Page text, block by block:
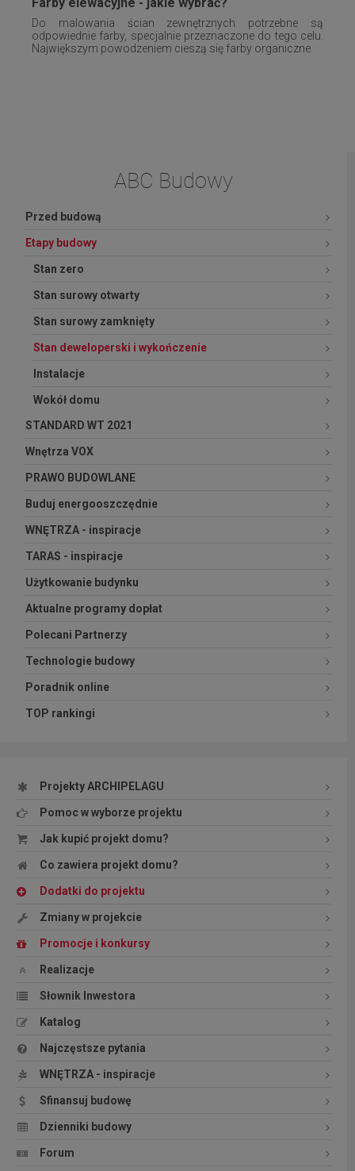
Do malowania ścian zewnętrznych potrzebne są
odpowiednie farby, specjalnie przeznaczone do tego celu.
Największym powodzeniem cieszą się farby organiczne.
ABC Budowy
Przed budową
Etapy budowy
Stan zero
Stan surowy otwarty
Stan surowy zamknięty
Stan deweloperski i wykończenie
Instalacje
Wokół domu
STANDARD WT 2021
Wnętrza VOX
PRAWO BUDOWLANE
Buduj energooszczędnie
WNĘTRZA - inspiracje
TARAS - inspiracje
Użytkowanie budynku
Aktualne programy dopłat
Polecani Partnerzy
Technologie budowy
Poradnik online
TOP rankingi
Projekty ARCHIPELAGU
Pomoc w wyborze projektu
Jak kupić projekt domu?
Co zawiera projekt domu?
Dodatki do projektu
Zmiany w projekcie
Promocje i konkursy
Realizacje
Słownik Inwestora
Katalog
Najczęstsze pytania
WNĘTRZA - inspiracje
Sfinansuj budowę
Dzienniki budowy
Forum